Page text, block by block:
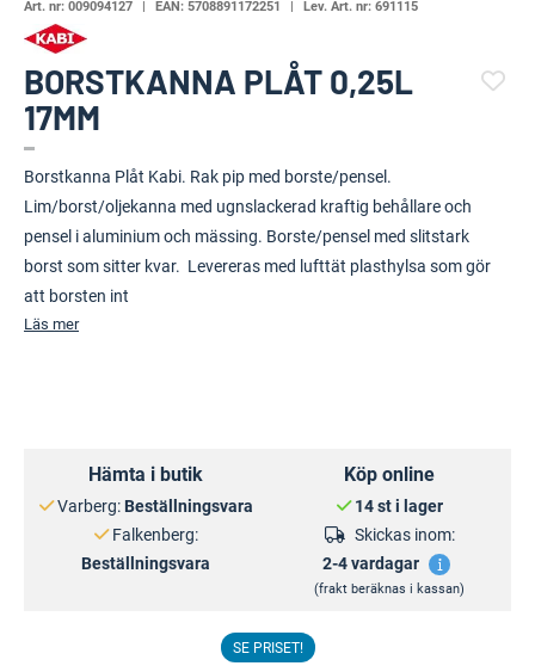
Art. nr: 009094127 EAN: 5708891172251 Lev. Art. nr: 691115
BORSTKANNA PLÅT 0,25L
17MM
Borstkanna Plåt Kabi. Rak pip med borste/pensel.
Lim/borst/oljekanna med ugnslackerad kraftig behållare och
pensel i aluminium och mässing. Borste/pensel med slitstark
borst som sitter kvar. Levereras med lufttät plasthylsa som gör
att borsten int
Läs mer
Hämta i butik
Varberg: Beställningsvara
Falkenberg:
Beställningsvara
Köp online
14 st i lager
Skickas inom:
2-4 vardagar
(frakt beräknas i kassan)
SE PRISET!